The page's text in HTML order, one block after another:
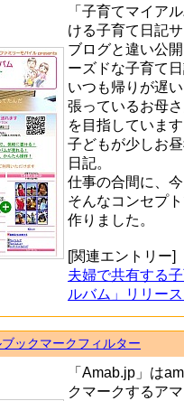
「子育てマイア
ける子育て日記
ブログと違い公
ーズドな子育て
いつも帰りが遅
張っているお母
を目指していま
子どもが少しお
日記。
仕事の合間に、
そんなコンセプ
作りました。
[関連エントリー]
夫婦で共有する
ルバム」リリー
ックマークフィルター
「Amab.jp」は
クマークするア